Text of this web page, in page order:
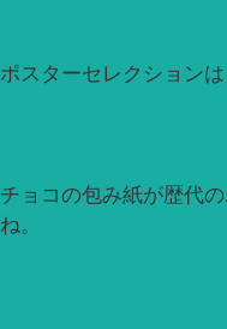
ポスターセレクション
チョコの包み紙が歴代
ね。